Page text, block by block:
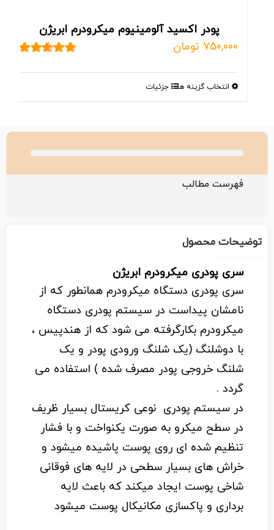
پودر اکسید آلومینیوم میکرودرم ابریژن
750,000 تومان
انتخاب گزینه ها
انواع
مختلفی
محصول
انتخاب
شوند
جزئیات
فهرست مطالب
توضیحات محصول
سری پودری میکرودرم ابریژن
سری پودری دستگاه میکرودرم همانطور که از
نامشان پیداست در سیستم پودری دستگاه
میکرودرم بکارگرفته می شود که از هندپیس ،
با دوشلنگ (یک شلنگ ورودی پودر و یک
شلنگ خروجی پودر مصرف شده ) استفاده می
گردد .
در سیستم پودری نوعی کریستال بسیار ظریف
در سطح میکرو به صورت یکنواخت و با فشار
تنظیم شده ای روی پوست پاشیده میشود و
خراش های بسیار سطحی در لایه های فوقانی
شاخی پوست ایجاد میکند که باعث لایه
برداری و پاکسازی مکانیکال پوست میشود